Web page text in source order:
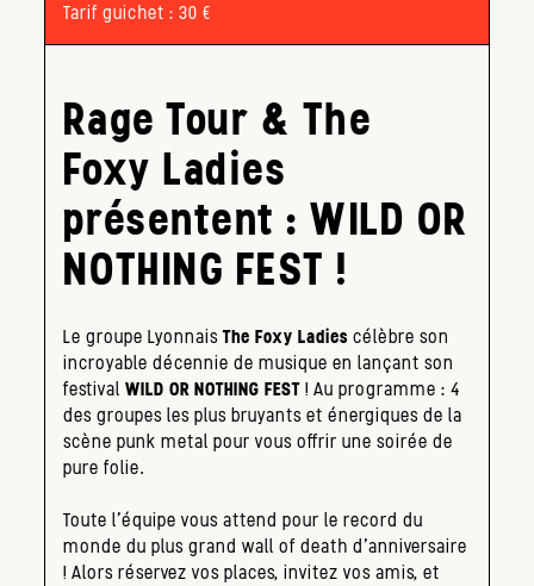
Tarif guichet : 30 €
Rage Tour & The
Foxy Ladies
présentent : WILD OR
NOTHING FEST !
Le groupe LyonnaisThe Foxy Ladies célèbre son
incroyable décennie de musique en lançant son
festival WILD OR NOTHING FEST! Au programme : 4
des groupes les plus bruyants et énergiques de la
scène punk metal pour vous offrir une soirée de
pure folie.
Toute l’équipe vous attend pour le record du
monde du plus grand wall of death d’anniversaire
! Alors réservez vos places, invitez vos amis, et